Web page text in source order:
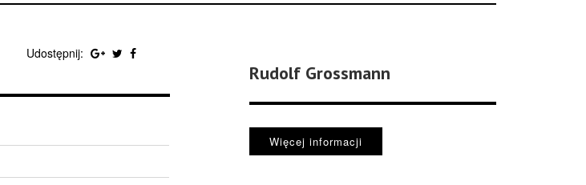
Udostępnij:
Rudolf Grossmann
Więcej informacji